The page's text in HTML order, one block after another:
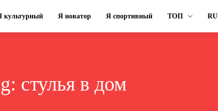
культурный Я новатор Я спортивный ТОП RU
стулья в дом